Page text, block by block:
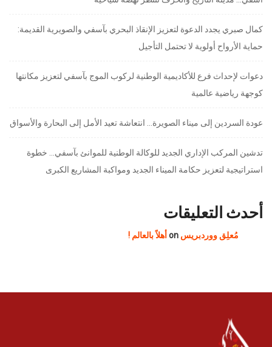
كمال صبري يجدد الدعوة لتعزيز الإنقاذ البحري بآسفي والصويرية القديمة:
دعوات لإحداث فرع للأكاديمية الوطنية لركوب الموج بآسفي لتعزيز مكانتها
تدشين المركب الإداري الجديد للوكالة الوطنية للموانئ بآسفي… خطوة
أحدث التعليقات